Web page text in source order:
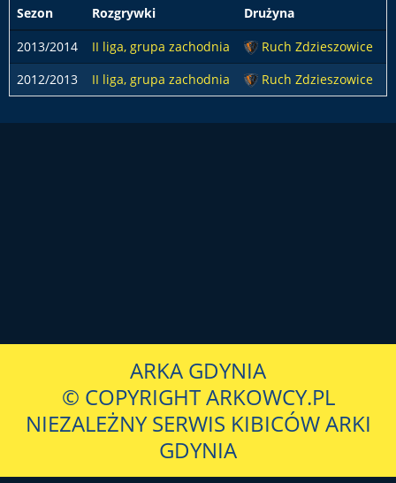
Sezon Rozgrywki Drużyna
2013/2014
II liga, grupa zachodnia
Ruch Zdzieszowice
2012/2013
II liga, grupa zachodnia Ruch Zdzieszowice
ARKA GDYNIA
© COPYRIGHT ARKOWCY.PL
NIEZALEŻNY SERWIS KIBICÓW ARKI
GDYNIA